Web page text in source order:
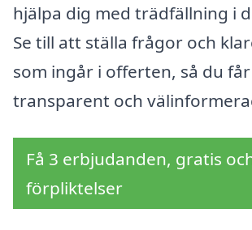
hjälpa dig med trädfällning i
Se till att ställa frågor och
som ingår i offerten, så du
transparent och
Få 3 erbjudanden, gratis
förpliktelser